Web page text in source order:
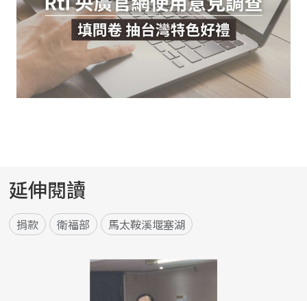
延伸閱讀
捐款 衛福部 馬太鞍溪堰塞湖